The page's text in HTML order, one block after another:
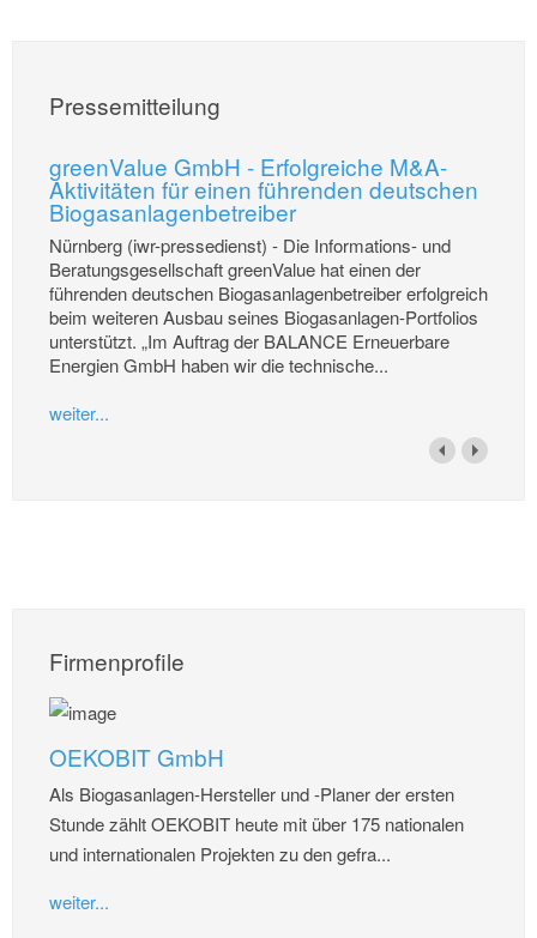
Pressemitteilung
greenValue GmbH - Erfolgreiche M&A-
Aktivitäten für einen führenden deutschen
Biogasanlagenbetreiber
Nürnberg (iwr-pressedienst) - Die Informations- und
Beratungsgesellschaft greenValue hat einen der
führenden deutschen Biogasanlagenbetreiber erfolgreich
beim weiteren Ausbau seines Biogasanlagen-Portfolios
unterstützt. „Im Auftrag der BALANCE Erneuerbare
Energien GmbH haben wir die technische...
weiter...
Firmenprofile
OEKOBIT GmbH
Als Biogasanlagen-Hersteller und -Planer der ersten
Stunde zählt OEKOBIT heute mit über 175 nationalen
und internationalen Projekten zu den gefra...
weiter...